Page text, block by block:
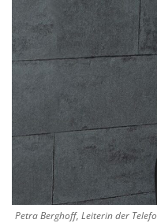
Petra Berghoff, Leiterin der